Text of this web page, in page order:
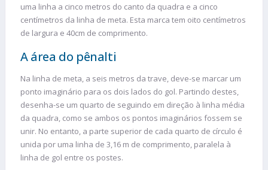
uma linha a cinco metros do canto da quadra e a cinco
centímetros da linha de meta. Esta marca tem oito centímetros
de largura e 40cm de comprimento.
A área do pênalti
Na linha de meta, a seis metros da trave, deve-se marcar um
ponto imaginário para os dois lados do gol. Partindo destes,
desenha-se um quarto de seguindo em direção à linha média
da quadra, como se ambos os pontos imaginários fossem se
unir. No entanto, a parte superior de cada quarto de círculo é
unida por uma linha de 3,16 m de comprimento, paralela à
linha de gol entre os postes.